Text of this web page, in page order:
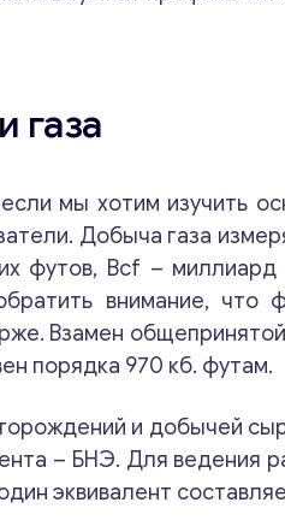
газа
мы хотим изучить
Добыча газа
футов, Bcf –
внимание,
Взамен
порядка 970 кб. футам.
и добычей
– БНЭ. Для ведения
эквивалент